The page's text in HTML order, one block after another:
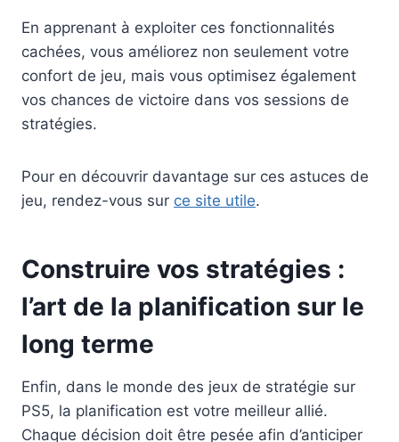
En apprenant à exploiter ces fonctionnalités
cachées, vous améliorez non seulement votre
confort de jeu, mais vous optimisez également
vos chances de victoire dans vos sessions de
stratégies.
Pour en découvrir davantage sur ces astuces de
jeu, rendez-vous sur ce site utile.
Construire vos stratégies :
l’art de la planification sur le
long terme
Enfin, dans le monde des jeux de stratégie sur
PS5, la planification est votre meilleur allié.
Chaque décision doit être pesée afin d’anticiper